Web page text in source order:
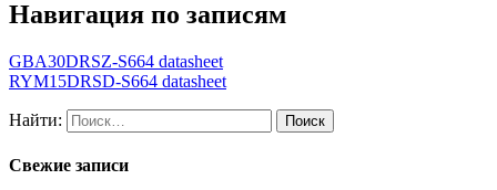
Навигация по записям
GBA30DRSZ-S664 datasheet
RYM15DRSD-S664 datasheet
Найти:
Свежие записи